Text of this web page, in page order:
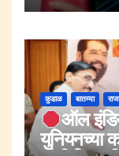
कुडाळ बातम्या
ऑल
युनियनच्या